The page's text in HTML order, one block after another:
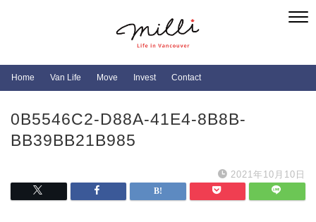
Home Van Life Move Invest Contact
0B5546C2-D88A-41E4-8B8B-
BB39BB21B985
2021年10月10日